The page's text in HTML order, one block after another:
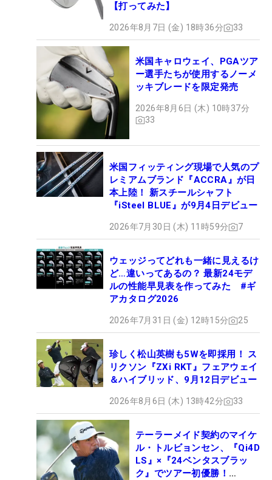
【打ってみた】
2026年8月7日 (金) 18時36分 33
米国キャロウェイ、PGAツア
ー選手たちが使用するノーメ
ッキブレードを限定発売
2026年8月6日 (木) 10時37分
33
米国フィッティング現場で人気のプ
レミアムブランド『ACCRA』が日
本上陸！ 新スチールシャフト
『iSteel BLUE』が9月4日デビュー
2026年7月30日 (木) 11時59分 7
ウェッジってどれも一緒に見えるけ
ど…違いってあるの？ 最新24モデ
ルの性能早見表を作ってみた #ギ
アカタログ2026
2026年7月31日 (金) 12時15分 25
珍しく松山英樹も5Wを即採用！ ス
リクソン『ZXi RKT』フェアウェイ
＆ハイブリッド、9月12日デビュー
2026年8月6日 (木) 13時42分 33
テーラーメイド契約のマイケ
ル・トルビョンセン、『Qi4D
LS』×『24ベンタスブラッ
ク』でツアー初優勝！